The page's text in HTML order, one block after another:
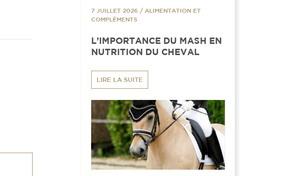
7 JUILLET 2026 / ALIMENTATION ET
COMPLÉMENTS
L’IMPORTANCE DU MASH EN
NUTRITION DU CHEVAL
LIRE LA SUITE